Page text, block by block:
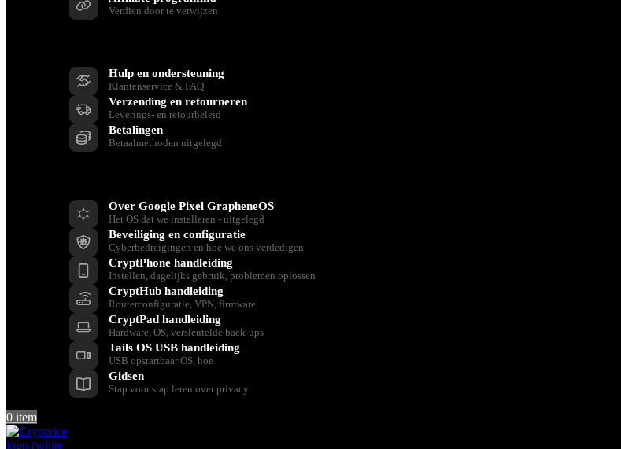
Verdien door te verwijzen
Hulp en ondersteuning
Klantenservice & FAQ
Verzending en retourneren
Leverings- en retourbeleid
Betalingen
Betaalmethoden uitgelegd
Over Google Pixel GrapheneOS
Het OS dat we installeren - uitgelegd
Beveiliging en configuratie
Cyberbedreigingen en hoe we ons verdedigen
CryptPhone handleiding
Instellen, dagelijks gebruik, problemen oplossen
CryptHub handleiding
Routerconfiguratie, VPN, firmware
CryptPad handleiding
Hardware, OS, versleutelde back-ups
Tails OS USB handleiding
USB opstartbaar OS, hoe
Gidsen
Stap voor stap leren over privacy
0 item